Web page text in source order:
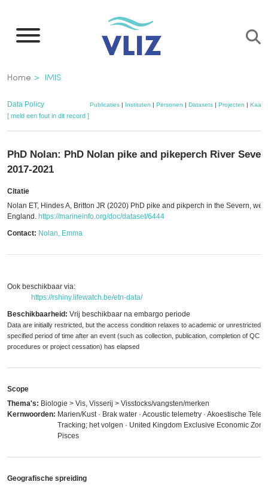
naar
inhoud
gaan
Kruimelpad
Home IMIS
Data Policy Publicaties| Instituten | Personen | Datasets| Projecten |
[ meld een fout in dit record ]
PhD Nolan: PhD Nolan pike and pikeperch River
2017-2021
Citatie
Nolan ET, Hindes A, Britton JR (2020) PhD pike and pikperch in the Severn,
England. https://marineinfo.org/doc/dataset/6444
Contact: Nolan, Emma
Ook beschikbaar via:
https://rshiny.lifewatch.be/etn-data/
Beschikbaarheid: Vrij beschikbaar na embargo periode
Data are initially restricted, but the access condition relaxes to academic or unrestricted
specified period of time after an event (such as collection, publication, completion of QC
procedures or project cessation) has elapsed
Scope
Thema's: Biologie > Vis, Visserij > Visstocks/vangsten/merken
Kernwoorden: Marien/Kust · Brak water · Acoustic telemetry · Akoestische
Tracking; het volgen · United Kingdom Exclusive Economic Zone
Pisces
Geografische spreiding